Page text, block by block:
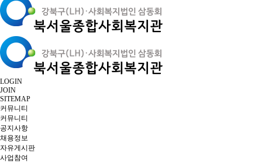
LOGIN
JOIN
SITEMAP
커뮤니티
커뮤니티
공지사항
채용정보
자유게시판
사업참여